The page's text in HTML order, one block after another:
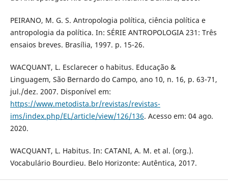
PEIRANO, M. G. S. Antropologia política, ciência política e
antropologia da política. In: SÉRIE ANTROPOLOGIA 231: Três
ensaios breves. Brasília, 1997. p. 15-26.
WACQUANT, L. Esclarecer o habitus. Educação &
Linguagem, São Bernardo do Campo, ano 10, n. 16, p. 63-71,
jul./dez. 2007. Disponível em:
https://www.metodista.br/revistas/revistas-
ims/index.php/EL/article/view/126/136. Acesso em: 04 ago.
2020.
WACQUANT, L. Habitus. In: CATANI, A. M. et al. (org.).
Vocabulário Bourdieu. Belo Horizonte: Autêntica, 2017.